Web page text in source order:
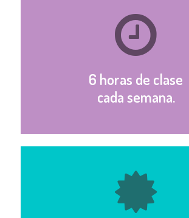
6 horas de clase
cada semana.